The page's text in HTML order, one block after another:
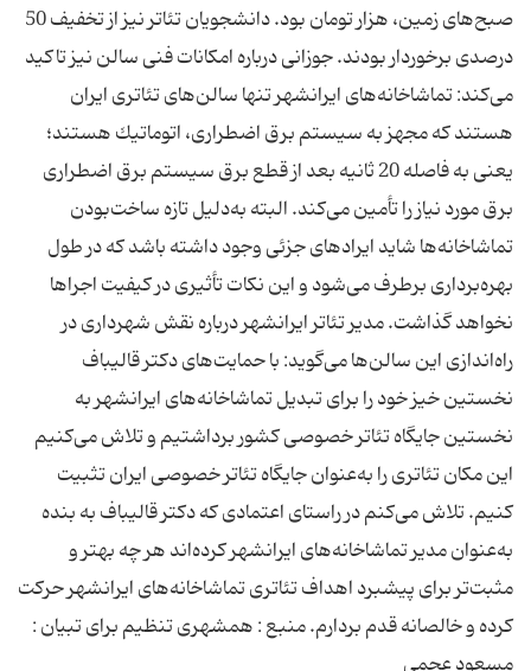
صبح‌های زمین، هزار تومان بود. دانشجویان تئاتر نیز از تخفیف 50
درصدی برخوردار بودند. جوزانی درباره امكانات فنی سالن نیز تاكید
می‌كند: تماشاخانه‌های ایرانشهر تنها سالن‌های تئاتری ایران
هستند كه مجهز به سیستم برق اضطراری، اتوماتیك هستند؛
یعنی به فاصله 20 ثانیه بعد از قطع برق سیستم برق اضطراری
برق مورد نیاز را تأمین می‌كند. البته به‌دلیل تازه ساخت‌بودن
تماشاخانه‌ها شاید ایرادهای جزئی وجود داشته باشد كه در طول
بهره‌برداری برطرف می‌شود و این نكات تأثیری در كیفیت اجراها
نخواهد گذاشت. مدیر تئاتر ایرانشهر درباره نقش شهرداری در
راه‌اندازی این سالن‌ها می‌گوید: با حمایت‌های دكتر قالیباف
نخستین خیز خود را برای تبدیل تماشاخانه‌های ایرانشهر به
نخستین جایگاه تئاتر خصوصی كشور برداشتیم و تلاش می‌كنیم
این مكان تئاتری را به‌عنوان جایگاه تئاتر خصوصی ایران تثبیت
كنیم. تلاش می‌كنم در راستای اعتمادی كه دكتر قالیباف به بنده
به‌عنوان مدیر تماشاخانه‌های ایرانشهر كرده‌اند هر چه بهتر و
مثبت‌تر برای پیشبرد اهداف تئاتری تماشاخانه‌های ایرانشهر حركت
كرده و خالصانه قدم بردارم. منبع : همشهری تنظیم برای تبیان :